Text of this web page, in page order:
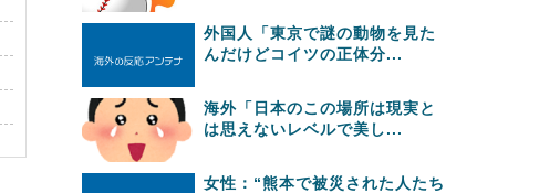
外国人「東京で謎の動物を見た
んだけどコイツの正体分...
海外「日本のこの場所は現実と
は思えないレベルで美し...
女性：“熊本で被災された人たち